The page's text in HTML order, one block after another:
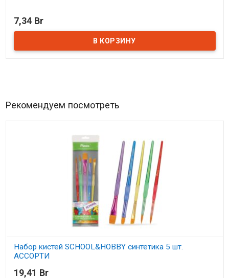
7,34 Br
Рекомендуем посмотреть
Набор кистей SCHOOL&HOBBY синтетика 5 шт.
АССОРТИ
В наличии
19,41 Br